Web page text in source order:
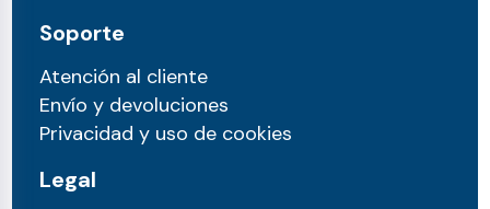
Soporte
Atención al cliente
Envío y devoluciones
Privacidad y uso de cookies
Legal